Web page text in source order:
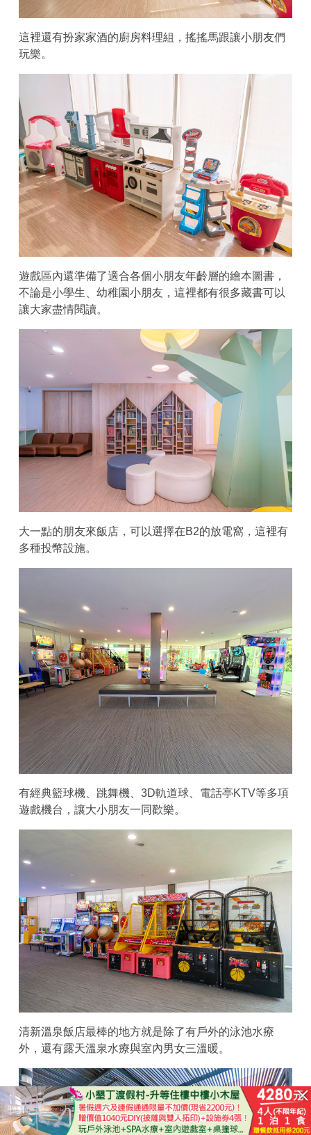
這裡還有扮家家酒的廚房料理組，搖搖馬跟讓小朋友們
玩樂。
遊戲區內還準備了適合各個小朋友年齡層的繪本圖書，
不論是小學生、幼稚園小朋友，這裡都有很多藏書可以
讓大家盡情閱讀。
大一點的朋友來飯店，可以選擇在B2的放電窩，這裡有
多種投幣設施。
有經典籃球機、跳舞機、3D軌道球、電話亭KTV等多項
遊戲機台，讓大小朋友一同歡樂。
清新溫泉飯店最棒的地方就是除了有戶外的泳池水療
外，還有露天溫泉水療與室內男女三溫暖。
已結束